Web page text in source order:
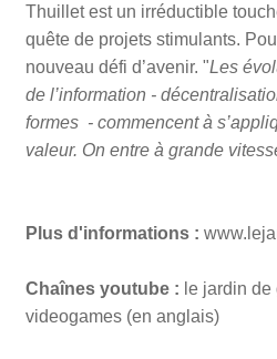
Thuillet est un irréductible
quête de projets stimulants.
nouveau défi d’avenir. "Les
de l’information -
formes - commencent à
valeur. On entre à grande
Plus d'informations :
Chaînes youtube : le jardin
videogames (en anglais)